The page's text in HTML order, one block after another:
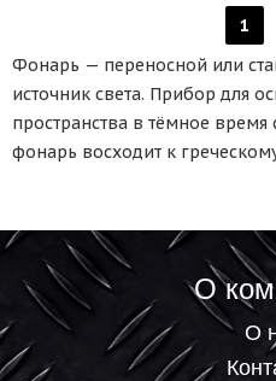
1
Фонарь — переносной или
источник света. Прибор для
пространства в тёмное время
фонарь восходит к
О
О